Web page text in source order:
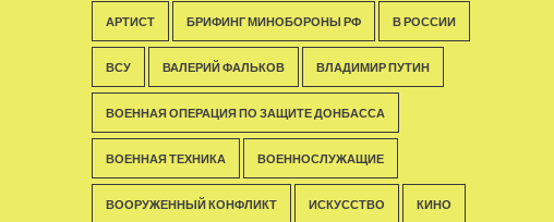
АРТИСТ БРИФИНГ МИНОБОРОНЫ РФ В РОССИИ
ВСУ ВАЛЕРИЙ ФАЛЬКОВ ВЛАДИМИР ПУТИН
ВОЕННАЯ ОПЕРАЦИЯ ПО ЗАЩИТЕ ДОНБАССА
ВОЕННАЯ ТЕХНИКА ВОЕННОСЛУЖАЩИЕ
ВООРУЖЕННЫЙ КОНФЛИКТ ИСКУССТВО КИНО